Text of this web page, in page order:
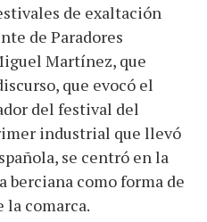
de exaltación
de Paradores
Martínez, que
que evocó el
del festival del
industrial que llevó
se centró en la
berciana como forma de
comarca.